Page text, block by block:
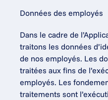
Données des employés
Dans le cadre de
traitons les données
de nos employés. Les
traitées aux fins de
employés. Les
traitements sont